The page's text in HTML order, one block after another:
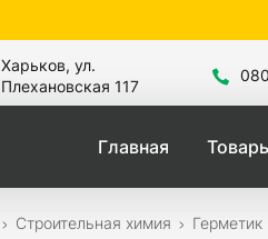
Харьков, ул.
Плехановская 117
Главная
Строительная химия Герметик